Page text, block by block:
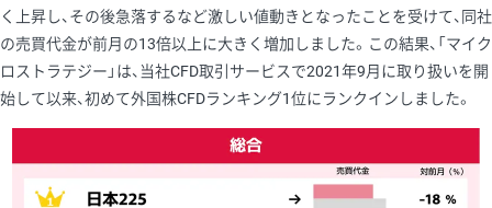
く上昇し、その後急落するなど激しい値動きとなったことを受けて、同社
の売買代金が前月の13倍以上に大きく増加しました。この結果、「マイク
ロストラテジー」は、当社CFD取引サービスで2021年9月に取り扱いを開
始して以来、初めて外国株CFDランキング1位にランクインしました。